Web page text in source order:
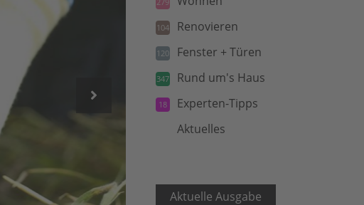
104 Renovieren
120 Fenster + Türen
347 Rund um's Haus
18 Experten-Tipps
Aktuelles
Aktuelle Ausgabe